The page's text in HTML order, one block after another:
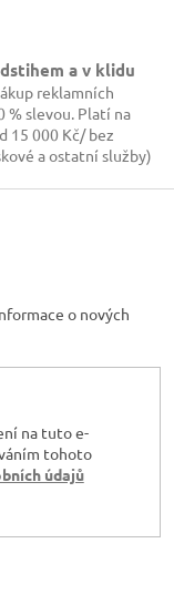
a v klidu
reklamních
% slevou. Platí na
15 000 Kč/ bez
a ostatní služby)
o nových
na tuto e-
tohoto
údajů